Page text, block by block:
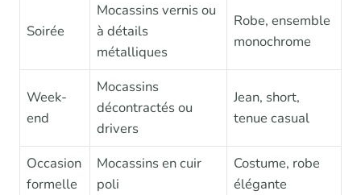
Soirée
Mocassins vernis ou
à détails
métalliques
Robe, ensemble
monochrome
Week-
end
Mocassins
décontractés ou
drivers
Jean, short,
tenue casual
Occasion
formelle
Mocassins en cuir
poli
Costume, robe
élégante